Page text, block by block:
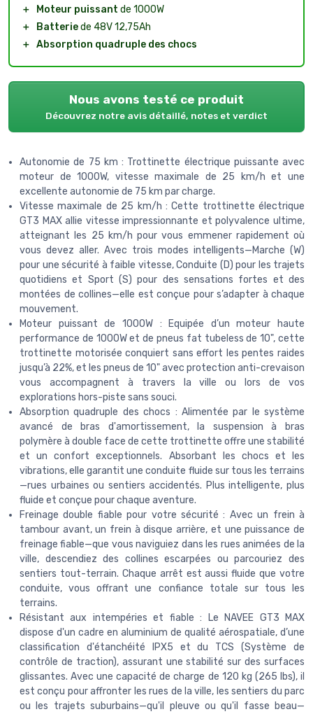
＋
Moteur puissant de 1000W
＋
Batteriede 48V 12,75Ah
＋ Absorption quadruple des chocs
Nous avons testé ce produit
Découvrez notre avis détaillé, notes et verdict
Autonomie de 75 km : Trottinette électrique puissante avec
moteur de 1000W, vitesse maximale de 25 km/h et une
excellente autonomie de 75 km par charge.
Vitesse maximale de 25 km/h : Cette trottinette électrique
GT3 MAX allie vitesse impressionnante et polyvalence ultime,
atteignant les 25 km/h pour vous emmener rapidement où
vous devez aller. Avec trois modes intelligents—Marche (W)
pour une sécurité à faible vitesse, Conduite (D) pour les trajets
quotidiens et Sport (S) pour des sensations fortes et des
montées de collines—elle est conçue pour s’adapter à chaque
mouvement.
Moteur puissant de 1000W : Equipée d’un moteur haute
performance de 1000W et de pneus fat tubeless de 10", cette
trottinette motorisée conquiert sans effort les pentes raides
jusqu’à 22%, et les pneus de 10" avec protection anti-crevaison
vous accompagnent à travers la ville ou lors de vos
explorations hors-piste sans souci.
Absorption quadruple des chocs : Alimentée par le système
avancé de bras d'amortissement, la suspension à bras
polymère à double face de cette trottinette offre une stabilité
et un confort exceptionnels. Absorbant les chocs et les
vibrations, elle garantit une conduite fluide sur tous les terrains
—rues urbaines ou sentiers accidentés. Plus intelligente, plus
fluide et conçue pour chaque aventure.
Freinage double fiable pour votre sécurité : Avec un frein à
tambour avant, un frein à disque arrière, et une puissance de
freinage fiable—que vous naviguiez dans les rues animées de la
ville, descendiez des collines escarpées ou parcouriez des
sentiers tout-terrain. Chaque arrêt est aussi fluide que votre
conduite, vous offrant une confiance totale sur tous les
terrains.
Résistant aux intempéries et fiable : Le NAVEE GT3 MAX
dispose d'un cadre en aluminium de qualité aérospatiale, d’une
classification d'étanchéité IPX5 et du TCS (Système de
contrôle de traction), assurant une stabilité sur des surfaces
glissantes. Avec une capacité de charge de 120 kg (265 lbs), il
est conçu pour affronter les rues de la ville, les sentiers du parc
ou les trajets suburbains—qu'il pleuve ou qu'il fasse beau—